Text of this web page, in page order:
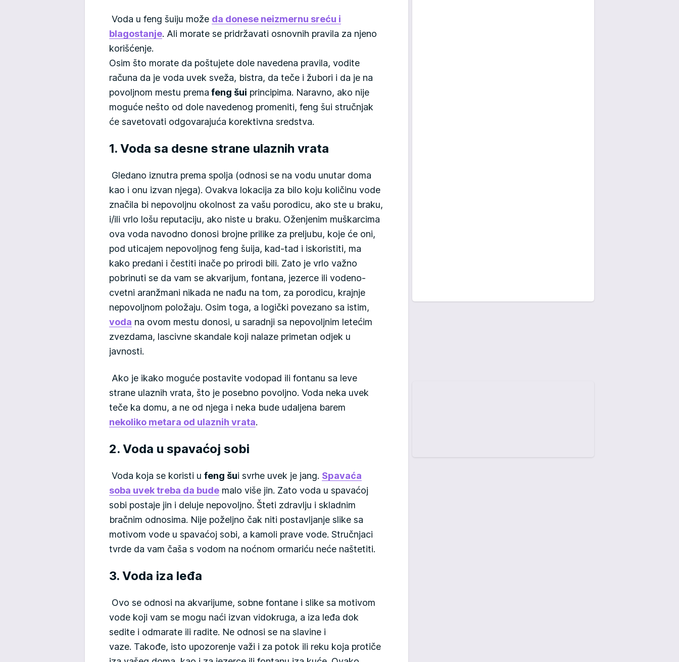
Voda u feng šuiju može da donese neizmernu sreću i
blagostanje. Ali morate se pridržavati osnovnih pravila za njeno
korišćenje.
Osim što morate da poštujete dole navedena pravila, vodite
računa da je voda uvek sveža, bistra, da teče i žubori i da je na
povoljnom mestu prema feng šui principima. Naravno, ako nije
moguće nešto od dole navedenog promeniti, feng šui stručnjak
će savetovati odgovarajuća korektivna sredstva.
1. Voda sa desne strane ulaznih vrata
Gledano iznutra prema spolja (odnosi se na vodu unutar doma
kao i onu izvan njega). Ovakva lokacija za bilo koju količinu vode
značila bi nepovoljnu okolnost za vašu porodicu, ako ste u braku,
i/ili vrlo lošu reputaciju, ako niste u braku. Oženjenim muškarcima
ova voda navodno donosi brojne prilike za preljubu, koje će oni,
pod uticajem nepovoljnog feng šuija, kad-tad i iskoristiti, ma
kako predani i čestiti inače po prirodi bili. Zato je vrlo važno
pobrinuti se da vam se akvarijum, fontana, jezerce ili vodeno-
cvetni aranžmani nikada ne nađu na tom, za porodicu, krajnje
nepovoljnom položaju. Osim toga, a logički povezano sa istim,
voda na ovom mestu donosi, u saradnji sa nepovoljnim letećim
zvezdama, lascivne skandale koji nalaze primetan odjek u
javnosti.
Ako je ikako moguće postavite vodopad ili fontanu sa leve
strane ulaznih vrata, što je posebno povoljno. Voda neka uvek
teče ka domu, a ne od njega i neka bude udaljena barem
nekoliko metara od ulaznih vrata.
2. Voda u spavaćoj sobi
Voda koja se koristi u feng šui svrhe uvek je jang. Spavaća
soba uvek treba da bude malo više jin. Zato voda u spavaćoj
sobi postaje jin i deluje nepovoljno. Šteti zdravlju i skladnim
bračnim odnosima. Nije poželjno čak niti postavljanje slike sa
motivom vode u spavaćoj sobi, a kamoli prave vode. Stručnjaci
tvrde da vam čaša s vodom na noćnom ormariću neće naštetiti.
3. Voda iza leđa
Ovo se odnosi na akvarijume, sobne fontane i slike sa motivom
vode koji vam se mogu naći izvan vidokruga, a iza leđa dok
sedite i odmarate ili radite. Ne odnosi se na slavine i
vaze. Takođe, isto upozorenje važi i za potok ili reku koja protiče